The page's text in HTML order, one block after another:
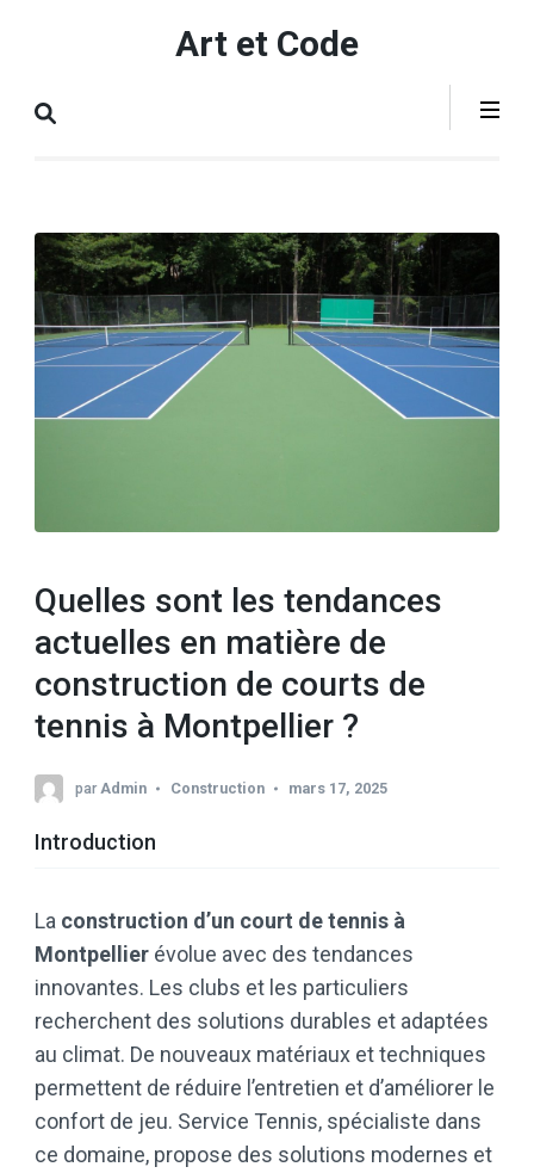
(Pressez
Art et Code
Quelles sont les tendances
actuelles en matière de
construction de courts de
tennis à Montpellier ?
par Admin Construction mars 17, 2025
Introduction
La construction d’un court de tennis à
Montpellier évolue avec des tendances
innovantes. Les clubs et les particuliers
recherchent des solutions durables et adaptées
au climat. De nouveaux matériaux et techniques
permettent de réduire l’entretien et d’améliorer le
confort de jeu. Service Tennis, spécialiste dans
ce domaine, propose des solutions modernes et